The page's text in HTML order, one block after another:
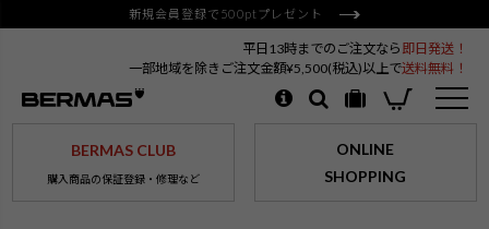
新規会員登録で500ptプレゼント
平日13時までのご注文なら 即日発送！
一部地域を除きご注文金額¥5,500(税込)以上で送料無料！
BERMAS CLUB
購入商品の保証登録・修理など
ONLINE
SHOPPING